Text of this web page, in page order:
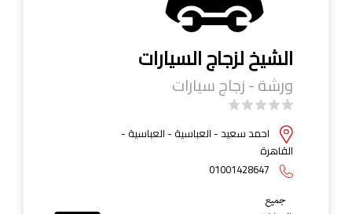
الشيخ لزجاج السيارات
ورشة - زجاج سيارات
احمد سعيد - العباسية - العباسية -
القاهرة
01001428647